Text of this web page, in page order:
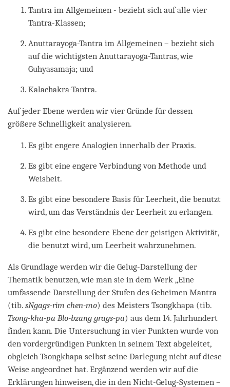
Tantra im Allgemeinen - bezieht sich auf alle vier
Tantra-Klassen;
Anuttarayoga-Tantra im Allgemeinen – bezieht sich
auf die wichtigsten Anuttarayoga-Tantras, wie
Guhyasamaja; und
Kalachakra-Tantra.
Auf jeder Ebene werden wir vier Gründe für dessen
größere Schnelligkeit analysieren.
Es gibt engere Analogien innerhalb der Praxis.
Es gibt eine engere Verbindung von Methode und
Weisheit.
Es gibt eine besondere Basis für Leerheit, die benutzt
wird, um das Verständnis der Leerheit zu erlangen.
Es gibt eine besondere Ebene der geistigen Aktivität,
die benutzt wird, um Leerheit wahrzunehmen.
Als Grundlage werden wir die Gelug-Darstellung der
Thematik benutzen, wie man sie in dem Werk „Eine
umfassende Darstellung der Stufen des Geheimen Mantra
(tib. sNgags-rim chen-mo) des Meisters Tsongkhapa (tib.
Tsong-kha-pa Blo-bzang grags-pa) aus dem 14. Jahrhundert
finden kann. Die Untersuchung in vier Punkten wurde von
den vordergründigen Punkten in seinem Text abgeleitet,
obgleich Tsongkhapa selbst seine Darlegung nicht auf diese
Weise angeordnet hat. Ergänzend werden wir auf die
Erklärungen hinweisen, die in den Nicht-Gelug-Systemen –